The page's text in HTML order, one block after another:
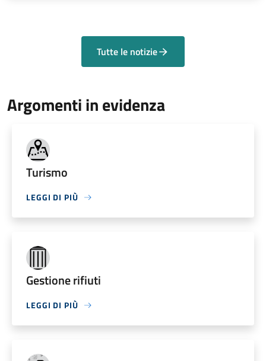
Tutte le notizie
Argomenti in evidenza
Turismo
LEGGI DI PIÙ
Gestione rifiuti
LEGGI DI PIÙ